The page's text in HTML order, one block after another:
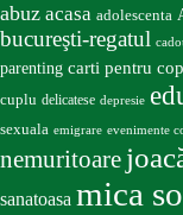
abuz acasa adolescenta
bucureşti-regatul
parenting carti pentru
cuplu delicatese depresie
sexuala emigrare evenimente
nemuritoare
sanatoasa mica